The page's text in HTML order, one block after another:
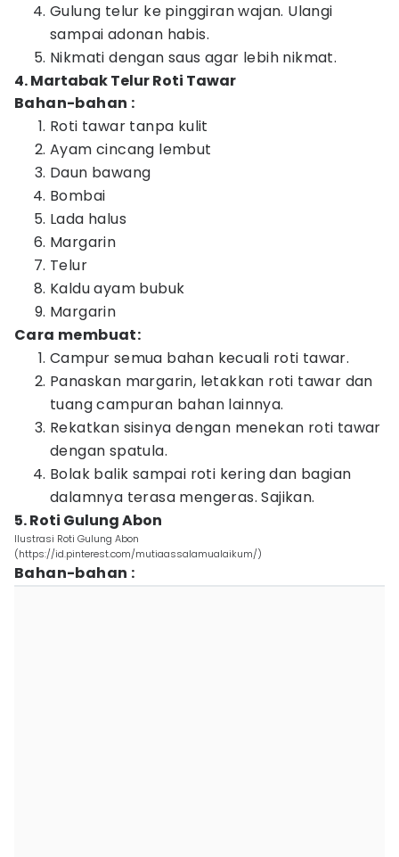
Gulung telur ke pinggiran wajan. Ulangi
sampai adonan habis.
Nikmati dengan saus agar lebih nikmat.
4. Martabak Telur Roti Tawar
Bahan-bahan :
Roti tawar tanpa kulit
Ayam cincang lembut
Daun bawang
Bombai
Lada halus
Margarin
Telur
Kaldu ayam bubuk
Margarin
Cara membuat:
Campur semua bahan kecuali roti tawar.
Panaskan margarin, letakkan roti tawar dan
tuang campuran bahan lainnya.
Rekatkan sisinya dengan menekan roti tawar
dengan spatula.
Bolak balik sampai roti kering dan bagian
dalamnya terasa mengeras. Sajikan.
5. Roti Gulung Abon
Ilustrasi Roti Gulung Abon
(https://id.pinterest.com/mutiaassalamualaikum/)
Bahan-bahan :